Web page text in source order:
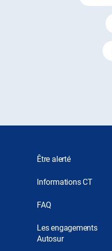
Être alerté
Informations CT
FAQ
Les engagements
Autosur